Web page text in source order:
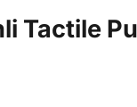
Tactile